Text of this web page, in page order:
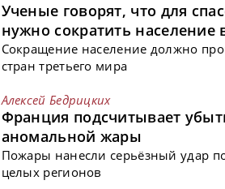
Ученые говорят, что для
нужно сократить население
Сокращение население должно
стран третьего мира
Алексей Бедрицких
Франция подсчитывает
аномальной жары
Пожары нанесли серьёзный удар
целых регионов